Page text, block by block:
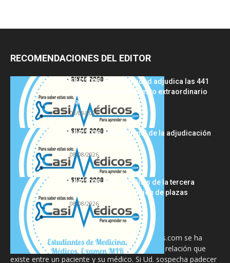
RECOMENDACIONES DEL EDITOR
FSE 2025-2026: Sanidad adjudica las 441
plazas del procedimiento extraordinario
tras...
08/08/2026
MIR 2026: análisis final de la adjudicación
de plazas y claves...
08/08/2026
MIR 2025-2026: análisis de la tercera
semana de adjudicación de plazas
08/08/2026
La información proporcionada en CasiMedicos.com se ha
diseñado para complementar, no substituir, la relación que
existe entre un paciente y su médico. Si Ud. sospecha padecer